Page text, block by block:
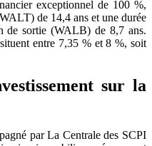
exceptionnel de 100 %,
de 14,4 ans et une durée
de sortie (WALB) de 8,7 ans.
entre 7,35 % et 8 %, soit
sur la
par La Centrale des SCPI